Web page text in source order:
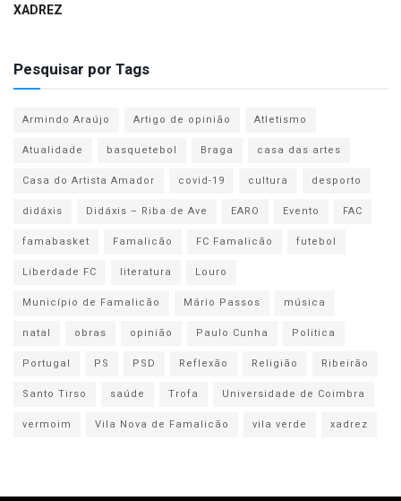
XADREZ
Pesquisar por Tags
Armindo Araújo Artigo de opinião
Atletismo
Atualidade
basquetebol Braga
casa das artes
Casa do Artista Amador
covid-19 cultura
desporto
didáxis
Didáxis – Riba de Ave EARO Evento
FAC
famabasket
Famalicão FC Famalicão
futebol
Liberdade FC
literatura
Louro
Município de Famalicão
Mário Passos
música
natal
obras opinião Paulo Cunha
Politica
Portugal
PS PSD Reflexão Religião
Ribeirão
Santo Tirso
saúde Trofa
Universidade de Coimbra
vermoim
Vila Nova de Famalicão vila verde xadrez